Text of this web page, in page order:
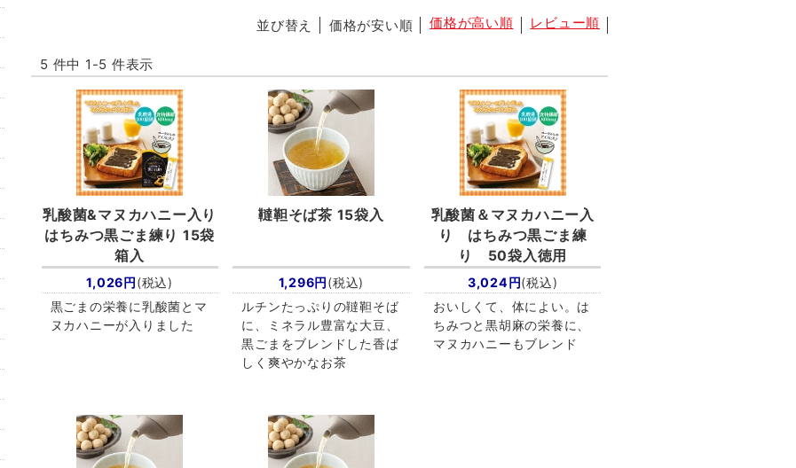
並び替え 価格が安い順 価格が高い順 レビュー順
5 件中 1-5 件表示
乳酸菌&マヌカハニー入り
はちみつ黒ごま練り 15袋
箱入
1,026円(税込)
黒ごまの栄養に乳酸菌とマ
ヌカハニーが入りました
韃靼そば茶 15袋入
1,296円(税込)
ルチンたっぷりの韃靼そば
に、ミネラル豊富な大豆、
黒ごまをブレンドした香ば
しく爽やかなお茶
乳酸菌＆マヌカハニー入
り はちみつ黒ごま練
り 50袋入徳用
3,024円(税込)
おいしくて、体によい。は
ちみつと黒胡麻の栄養に、
マヌカハニーもブレンド